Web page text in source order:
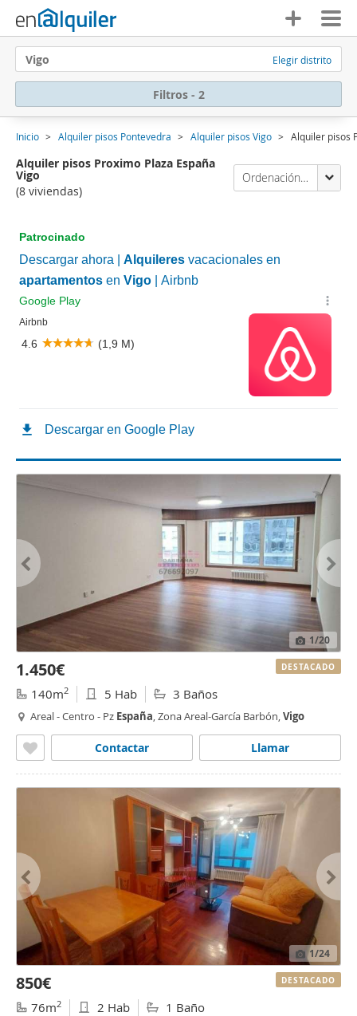
Vigo Elegir distrito
Filtros - 2
Inicio Alquiler pisos Pontevedra Alquiler pisos Vigo Alquiler pisos
Alquiler pisos Proximo Plaza España
Vigo
(8 viviendas)
Ordenación Enalquiler
1/20
1.450€
140m2 5 Hab 3 Baños
Areal - Centro - Pz España, Zona Areal-García Barbón,Vigo
Llamar
Contactar
DESTACADO
1/24
850€
76m2 2 Hab 1 Baño
DESTACADO